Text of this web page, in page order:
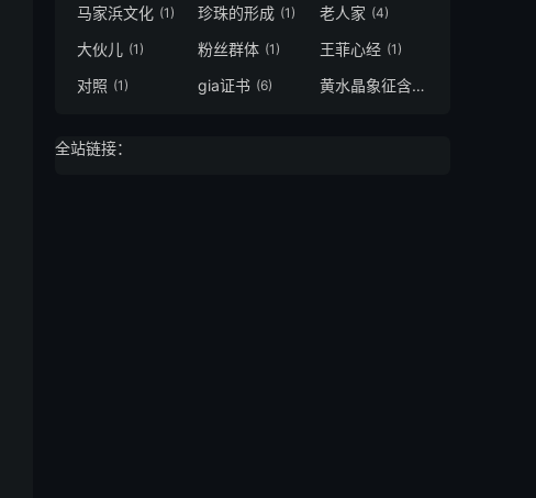
马家浜文化 (1) 珍珠的形成 (1) 老人家 (4)
大伙儿 (1) 粉丝群体 (1) 王菲心经 (1)
对照 (1) gia证书 (6) 黄水晶象征含义
全站链接：